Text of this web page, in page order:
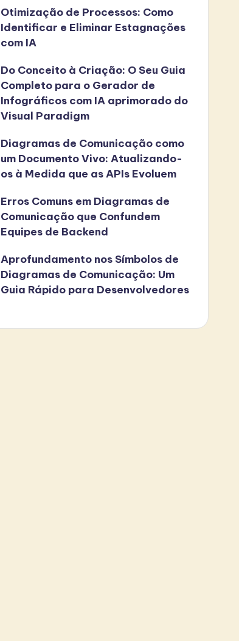
Otimização de Processos: Como
Identificar e Eliminar Estagnações
com IA
Do Conceito à Criação: O Seu Guia
Completo para o Gerador de
Infográficos com IA aprimorado do
Visual Paradigm
Diagramas de Comunicação como
um Documento Vivo: Atualizando-
os à Medida que as APIs Evoluem
Erros Comuns em Diagramas de
Comunicação que Confundem
Equipes de Backend
Aprofundamento nos Símbolos de
Diagramas de Comunicação: Um
Guia Rápido para Desenvolvedores